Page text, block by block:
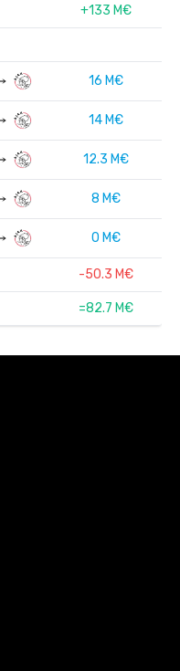
+133 M€
16 M€
14 M€
12.3 M€
8 M€
0 M€
-50.3 M€
=82.7 M€